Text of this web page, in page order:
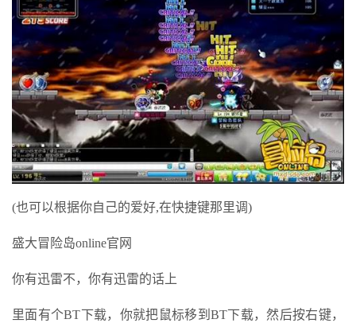
(也可以根据你自己的爱好,在快捷键那里调)
盛大冒险岛online官网
你有迅雷不，你有迅雷的话上
里面有个BT下载，你就把鼠标移到BT下载，然后按右键，